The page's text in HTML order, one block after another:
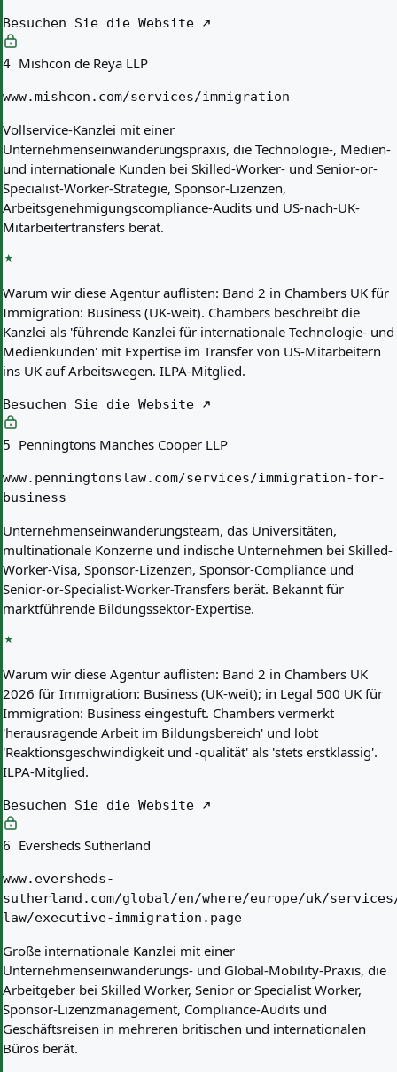
Besuchen Sie die Website
4 Mishcon de Reya LLP
www.mishcon.com/services/immigration
Vollservice-Kanzlei mit einer
Unternehmenseinwanderungspraxis, die Technologie-, Medien-
und internationale Kunden bei Skilled-Worker- und Senior-or-
Specialist-Worker-Strategie, Sponsor-Lizenzen,
Arbeitsgenehmigungscompliance-Audits und US-nach-UK-
Mitarbeitertransfers berät.
Warum wir diese Agentur auflisten: Band 2 in Chambers UK für
Immigration: Business (UK-weit). Chambers beschreibt die
Kanzlei als 'führende Kanzlei für internationale Technologie- und
Medienkunden' mit Expertise im Transfer von US-Mitarbeitern
ins UK auf Arbeitswegen. ILPA-Mitglied.
Besuchen Sie die Website
5 Penningtons Manches Cooper LLP
www.penningtonslaw.com/services/immigration-for-
business
Unternehmenseinwanderungsteam, das Universitäten,
multinationale Konzerne und indische Unternehmen bei Skilled-
Worker-Visa, Sponsor-Lizenzen, Sponsor-Compliance und
Senior-or-Specialist-Worker-Transfers berät. Bekannt für
marktführende Bildungssektor-Expertise.
Warum wir diese Agentur auflisten: Band 2 in Chambers UK
2026 für Immigration: Business (UK-weit); in Legal 500 UK für
Immigration: Business eingestuft. Chambers vermerkt
'herausragende Arbeit im Bildungsbereich' und lobt
'Reaktionsgeschwindigkeit und -qualität' als 'stets erstklassig'.
ILPA-Mitglied.
Besuchen Sie die Website
6 Eversheds Sutherland
www.eversheds-
sutherland.com/global/en/where/europe/uk/services/
law/executive-immigration.page
Große internationale Kanzlei mit einer
Unternehmenseinwanderungs- und Global-Mobility-Praxis, die
Arbeitgeber bei Skilled Worker, Senior or Specialist Worker,
Sponsor-Lizenzmanagement, Compliance-Audits und
Geschäftsreisen in mehreren britischen und internationalen
Büros berät.